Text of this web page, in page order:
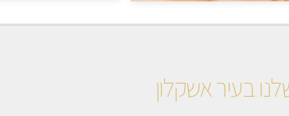
בעיר אשקלון